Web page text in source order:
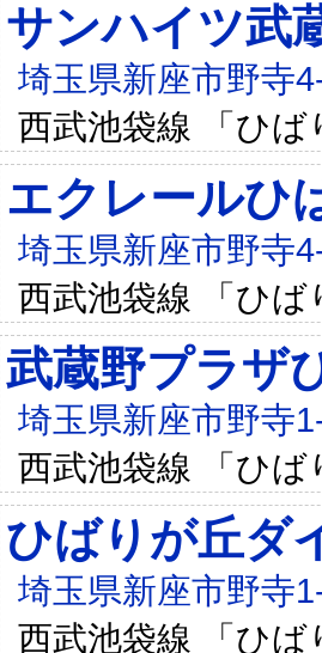
サンハイツ武
埼玉県新座市野寺
西武池袋線 「ひ
エクレールひ
埼玉県新座市野寺
西武池袋線 「ひ
武蔵野プラザ
埼玉県新座市野寺
西武池袋線 「ひ
ひばりが丘ダ
埼玉県新座市野寺
西武池袋線 「ひ